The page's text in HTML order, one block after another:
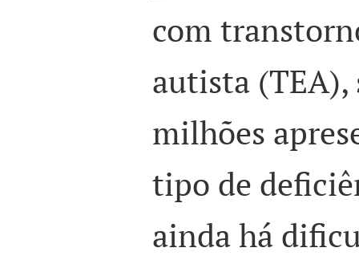
com
autista (TEA),
milhões
tipo de
ainda há